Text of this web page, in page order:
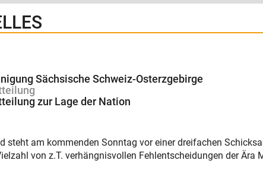
Sächsische Schweiz-Osterzgebirge
zur Lage der Nation
steht am kommenden Sonntag vor einer dreifachen
von z.T. verhängnisvollen Fehlentscheidungen der